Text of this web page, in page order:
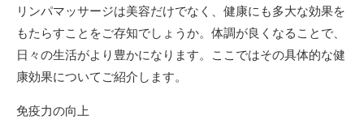
リンパマッサージは美容だけでなく、健康にも多大な効果を
もたらすことをご存知でしょうか。体調が良くなることで、
日々の生活がより豊かになります。ここではその具体的な健
康効果についてご紹介します。
免疫力の向上